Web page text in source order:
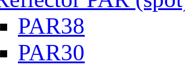
PAR38
PAR30